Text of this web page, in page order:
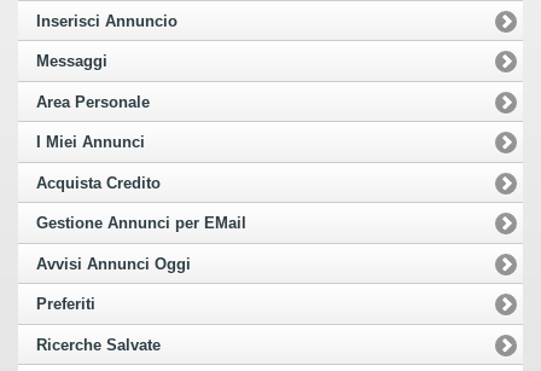
Inserisci Annuncio
Messaggi
Area Personale
I Miei Annunci
Acquista Credito
Gestione Annunci per EMail
Avvisi Annunci Oggi
Preferiti
Ricerche Salvate